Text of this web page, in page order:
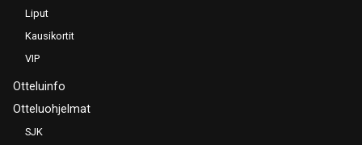
Liput
Kausikortit
VIP
Otteluinfo
Otteluohjelmat
SJK